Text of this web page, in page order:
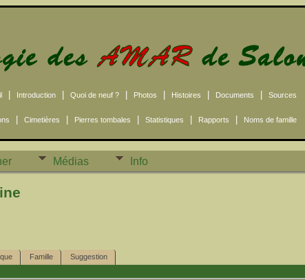
Introduction Quoi de neuf ? Photos Histoires Documents Sources
Cimetières Pierres tombales Statistiques Rapports Noms de famille
Médias Info
Famille
Suggestion